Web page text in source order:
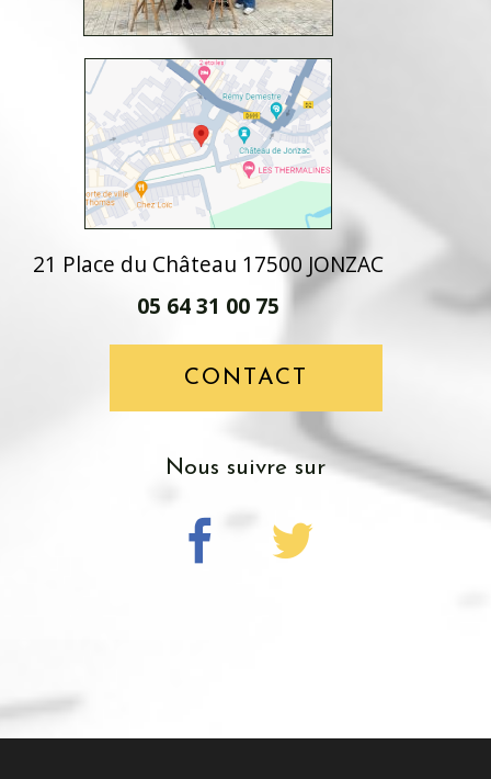
21 Place du Château 17500 JONZAC
05 64 31 00 75
CONTACT
Nous suivre sur